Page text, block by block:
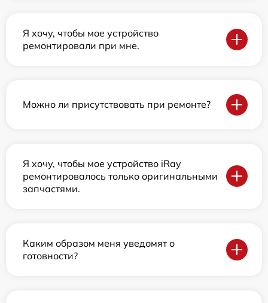
Я хочу, чтобы мое устройство
ремонтировали при мне.
Можно ли присутствовать при ремонте?
Я хочу, чтобы мое устройство iRay
ремонтировалось только оригинальными
запчастями.
Каким образом меня уведомят о
готовности?